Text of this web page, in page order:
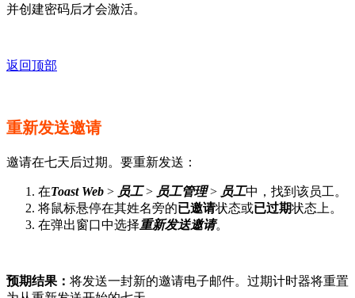
并创建密码后才会激活。
返回顶部
重新发送邀请
邀请在七天后过期。要重新发送：
在Toast Web > 员工> 员工管理> 员工中，找到该员工。
将鼠标悬停在其姓名旁的已邀请状态或已过期状态上。
在弹出窗口中选择重新发送邀请。
预期结果： 将发送一封新的邀请电子邮件。过期计时器将重置